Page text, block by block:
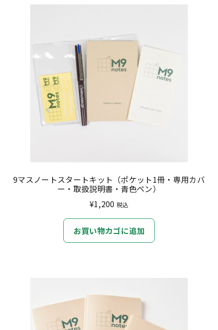
9マスノートスタートキット（ポケット1冊・専用カバ
ー・取扱説明書・青色ペン）
¥1,200 税込
お買い物カゴに追加